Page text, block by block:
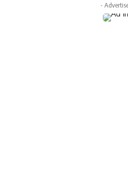
-